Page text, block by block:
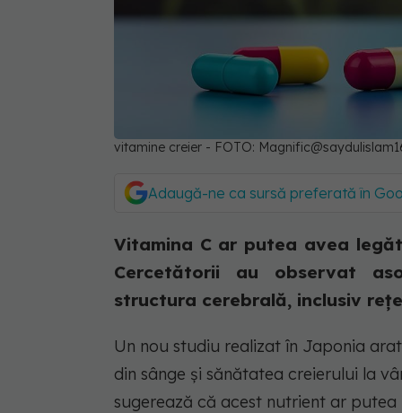
vitamine creier - FOTO:
Adaugă-ne ca sursă preferată în
Vitamina C ar putea avea
Cercetătorii au observat
structura cerebrală, inclusiv
Un nou studiu realizat în Japonia
din sânge și sănătatea creierului la
sugerează că acest nutrient ar